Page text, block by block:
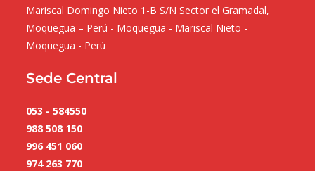
Mariscal Domingo Nieto 1-B S/N Sector el Gramadal,
Moquegua – Perú - Moquegua - Mariscal Nieto -
Moquegua - Perú
Sede Central
053 - 584550
988 508 150
996 451 060
974 263 770